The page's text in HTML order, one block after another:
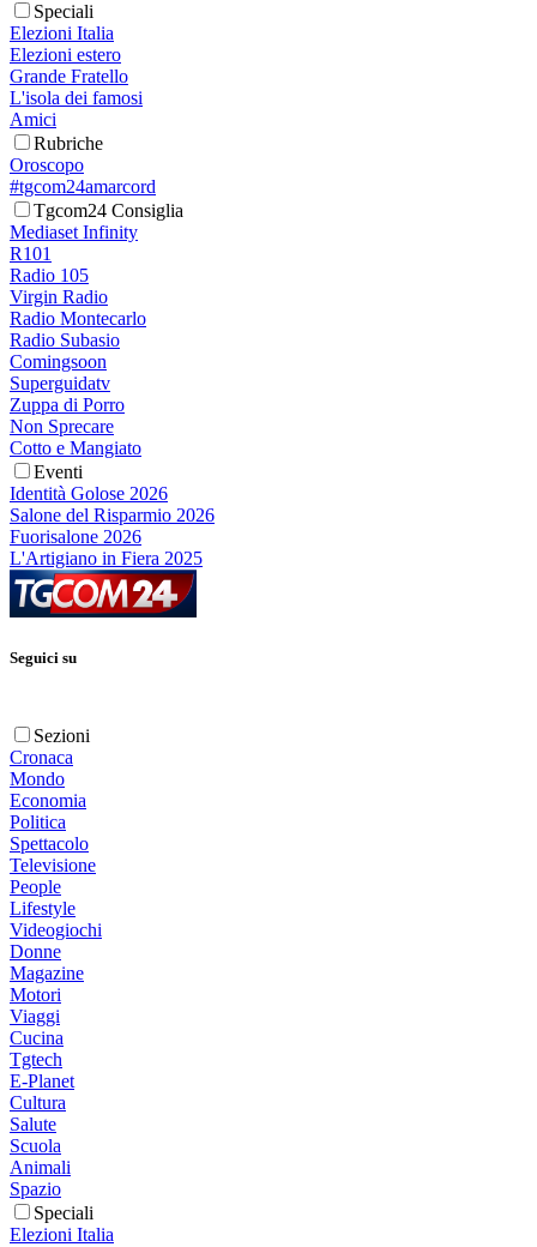
Speciali
Elezioni Italia
Elezioni estero
Grande Fratello
L'isola dei famosi
Amici
Rubriche
Oroscopo
#tgcom24amarcord
Tgcom24 Consiglia
Mediaset Infinity
R101
Radio 105
Virgin Radio
Radio Montecarlo
Radio Subasio
Comingsoon
Superguidatv
Zuppa di Porro
Non Sprecare
Cotto e Mangiato
Eventi
Identità Golose 2026
Salone del Risparmio 2026
Fuorisalone 2026
L'Artigiano in Fiera 2025
Seguici su
Sezioni
Cronaca
Mondo
Economia
Politica
Spettacolo
Televisione
People
Lifestyle
Videogiochi
Donne
Magazine
Motori
Viaggi
Cucina
Tgtech
E-Planet
Cultura
Salute
Scuola
Animali
Spazio
Speciali
Elezioni Italia